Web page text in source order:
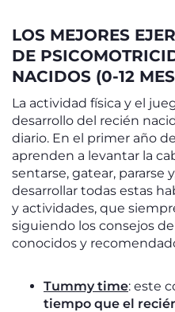
LOS MEJORES
DE
NACIDOS (0-12
La actividad física y el
desarrollo del recién
diario. En el primer año
aprenden a levantar la
sentarse, gatear, pararse
desarrollar todas estas
y actividades, que
siguiendo los consejos
conocidos y
Tummy time: este
tiempo que el